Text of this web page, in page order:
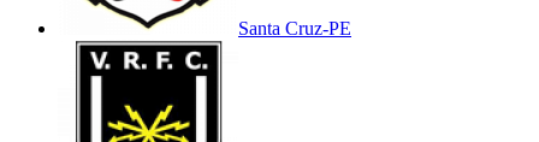
Santa Cruz-PE